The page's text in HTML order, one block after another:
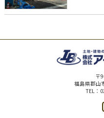
〒
福島県郡山
TEL：